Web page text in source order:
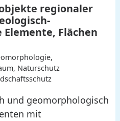
regionaler
Flächen
Naturschutz
und geomorphologisch
mit